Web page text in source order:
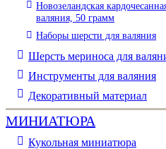
Новозеландская
валяния, 50 грамм
Наборы шерсти для валяния
Шерсть мериноса для
Инструменты для валяния
Декоративный материал
МИНИАТЮРА
Кукольная миниатюра